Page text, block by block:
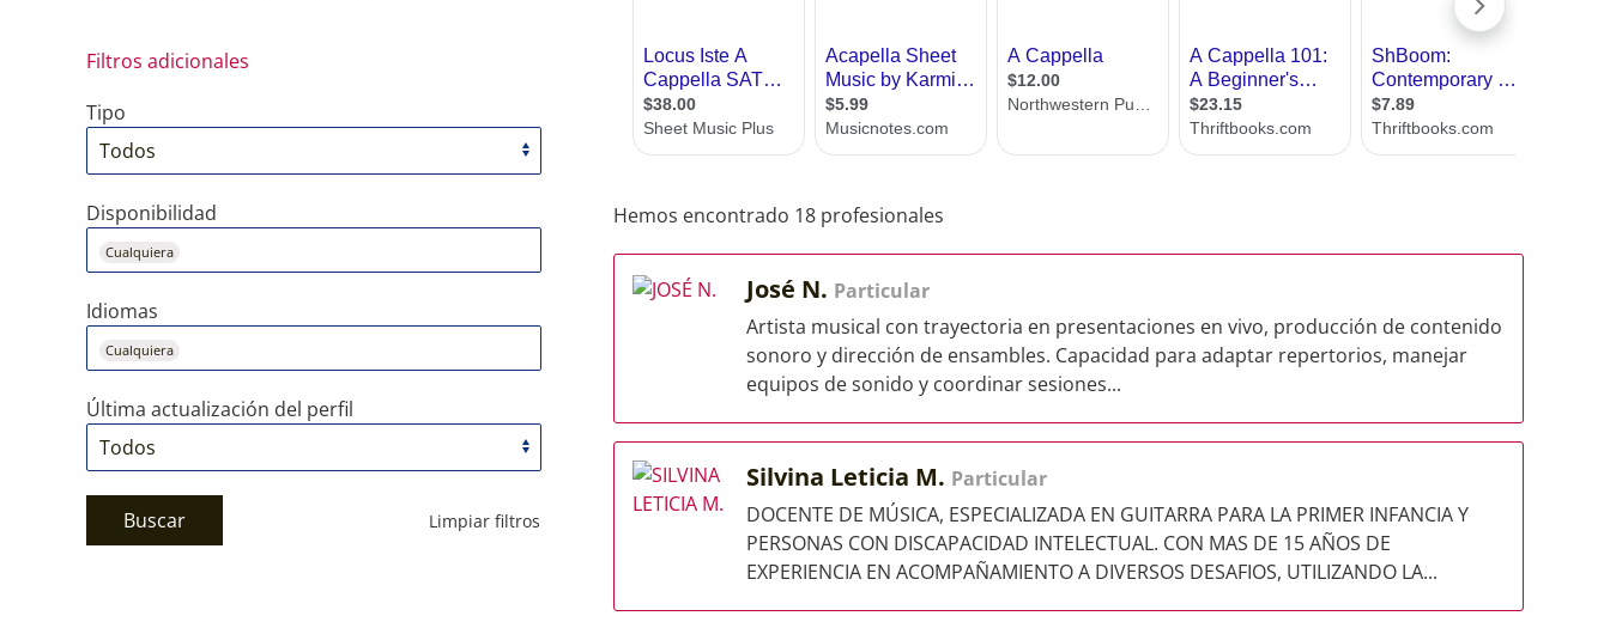
Filtros adicionales
Tipo
Disponibilidad
Cualquiera
Idiomas
Cualquiera
Última actualización del perfil
Buscar Limpiar filtros
Hemos encontrado 18 profesionales
José N. Particular
Artista musical con trayectoria en presentaciones en vivo, producción de contenido
sonoro y dirección de ensambles. Capacidad para adaptar repertorios, manejar
equipos de sonido y coordinar sesiones...
Silvina Leticia M. Particular
DOCENTE DE MÚSICA, ESPECIALIZADA EN GUITARRA PARA LA PRIMER INFANCIA Y
PERSONAS CON DISCAPACIDAD INTELECTUAL. CON MAS DE 15 AÑOS DE
EXPERIENCIA EN ACOMPAÑAMIENTO A DIVERSOS DESAFIOS, UTILIZANDO LA...